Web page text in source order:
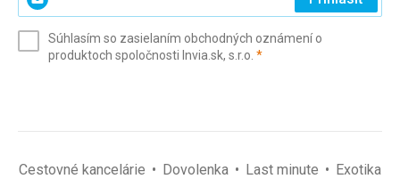
svoj
(povinné)
Súhlasím so zasielaním obchodných oznámení o
produktoch spoločnosti Invia.sk, s.r.o. *(povinné)
Cestovné kancelárie Dovolenka Last minute
Exotika